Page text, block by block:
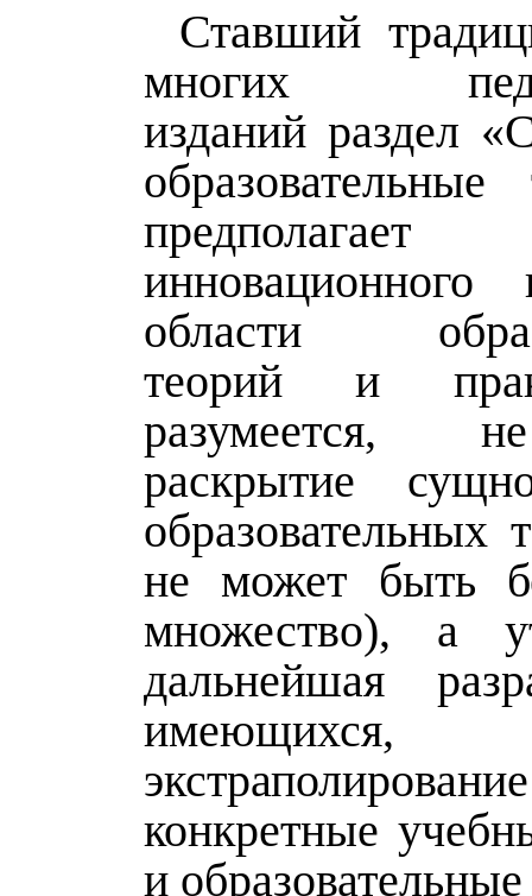
Ставший
многих
изданий раздел
образовательные
предполагает
области
теорий и
разумеется,
раскрытие
образовательных
не может быть
множество), а
дальнейшая
конкретные
и